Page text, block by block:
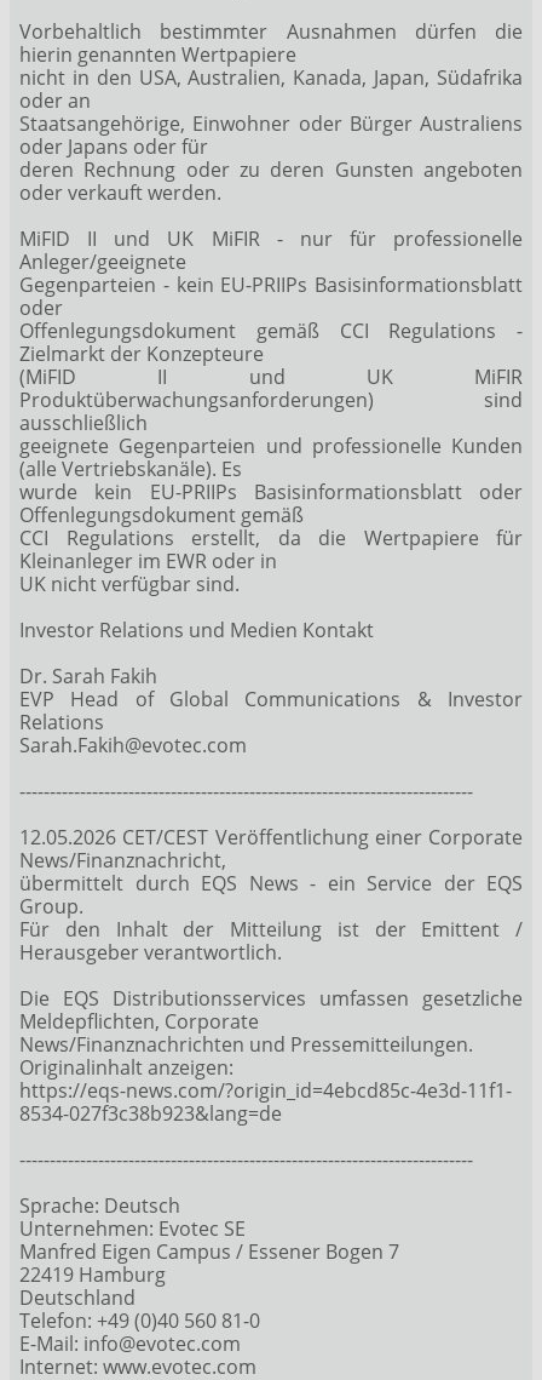
Vorbehaltlich bestimmter Ausnahmen dürfen die
hierin genannten Wertpapiere
nicht in den USA, Australien, Kanada, Japan, Südafrika
oder an
Staatsangehörige, Einwohner oder Bürger Australiens
oder Japans oder für
deren Rechnung oder zu deren Gunsten angeboten
oder verkauft werden.
MiFID II und UK MiFIR - nur für professionelle
Anleger/geeignete
Gegenparteien - kein EU-PRIIPs Basisinformationsblatt
oder
Offenlegungsdokument gemäß CCI Regulations -
Zielmarkt der Konzepteure
(MiFID II und UK MiFIR
Produktüberwachungsanforderungen) sind
ausschließlich
geeignete Gegenparteien und professionelle Kunden
(alle Vertriebskanäle). Es
wurde kein EU-PRIIPs Basisinformationsblatt oder
Offenlegungsdokument gemäß
CCI Regulations erstellt, da die Wertpapiere für
Kleinanleger im EWR oder in
UK nicht verfügbar sind.
Investor Relations und Medien Kontakt
Dr. Sarah Fakih
EVP Head of Global Communications & Investor
Relations
Sarah.Fakih@evotec.com
---------------------------------------------------------------------------
12.05.2026 CET/CEST Veröffentlichung einer Corporate
News/Finanznachricht,
übermittelt durch EQS News - ein Service der EQS
Group.
Für den Inhalt der Mitteilung ist der Emittent /
Herausgeber verantwortlich.
Die EQS Distributionsservices umfassen gesetzliche
Meldepflichten, Corporate
News/Finanznachrichten und Pressemitteilungen.
Originalinhalt anzeigen:
https://eqs-news.com/?origin_id=4ebcd85c-4e3d-11f1-
8534-027f3c38b923&lang=de
---------------------------------------------------------------------------
Sprache: Deutsch
Unternehmen: Evotec SE
Manfred Eigen Campus / Essener Bogen 7
22419 Hamburg
Deutschland
Telefon: +49 (0)40 560 81-0
E-Mail: info@evotec.com
Internet: www.evotec.com